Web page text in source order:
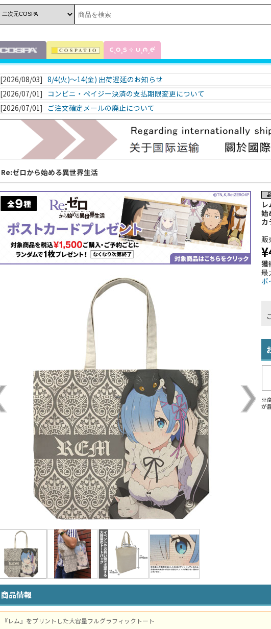
[2026/08/03] 8/4(火)～14(金) 出荷遅延のお知らせ
[2026/07/01]
コンビニ・ペイジー決済の支払期限変更について
[2026/07/01]
ご注文確定メールの廃止について
Re:ゼロから始める異世界生活
始
カ
販
獲
最
ポ
※
が
商品情報
『レム』をプリントした大容量フルグラフィックトート